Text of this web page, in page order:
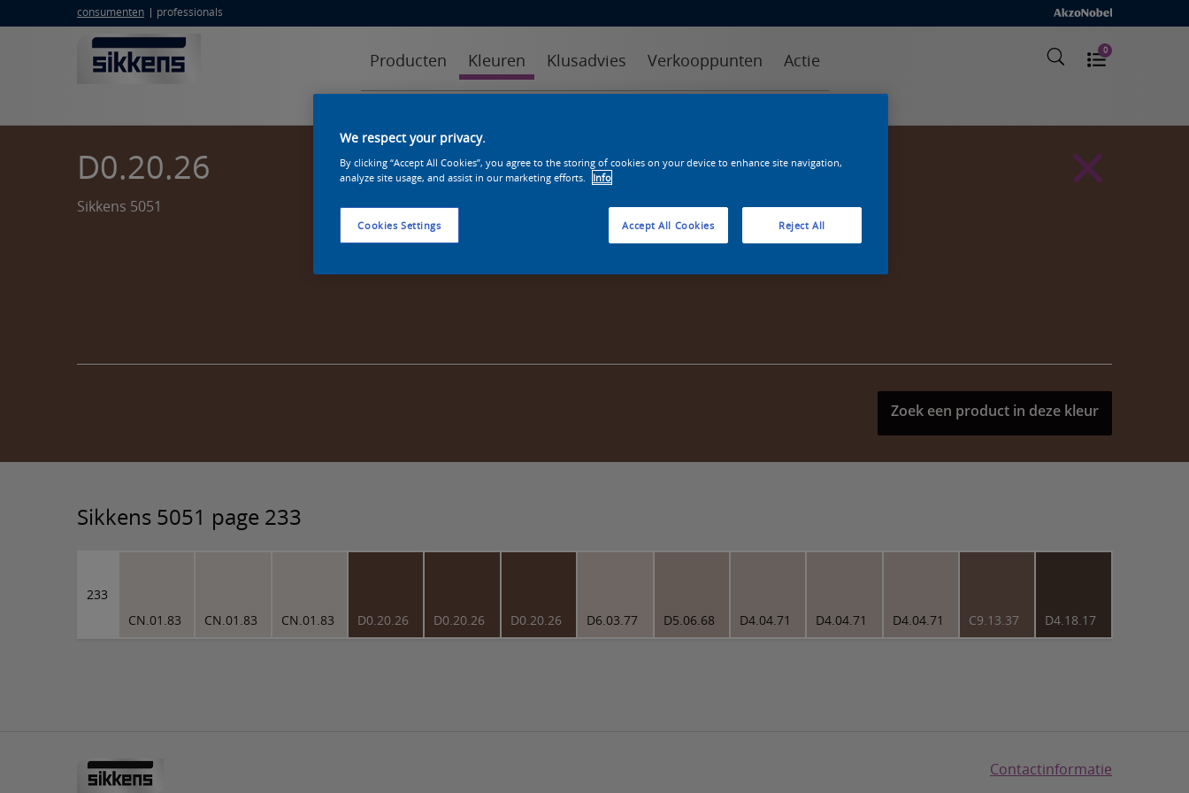
consumenten professionals
Producten Kleuren Klusadvies Verkooppunten Actie 0
D0.20.26
Sikkens 5051
Zoek een product in deze kleur
Sikkens 5051 page 233
233
CN.01.83
CN.01.83 CN.01.83 D0.20.26 D0.20.26 D0.20.26 D6.03.77 D5.06.68 D4.04.71 D4.04.71 D4.04.71 C9.13.37 D4.18.17
Contactinformatie
We respect your privacy.
By clicking “Accept All Cookies”, you agree to the storing of cookies on your device to enhance site navigation,
analyze site usage, and assist in our marketing efforts.
Info
Cookies Settings Reject All
Accept All Cookies